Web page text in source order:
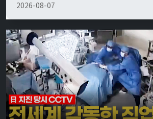
2026-08-07